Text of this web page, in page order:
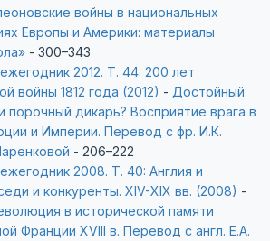
войны в национальных
Европы и Америки: материалы
- 300–343
2012. Т. 44: 200 лет
войны 1812 года (2012) - Достойный
порочный дикарь? Восприятие врага в
и Империи. Перевод с фр. И.К.
- 206–222
2008. Т. 40: Англия и
и конкуренты. XIV-ХIХ вв. (2008) -
в исторической памяти
Франции XVIII в. Перевод с англ. Е.А.